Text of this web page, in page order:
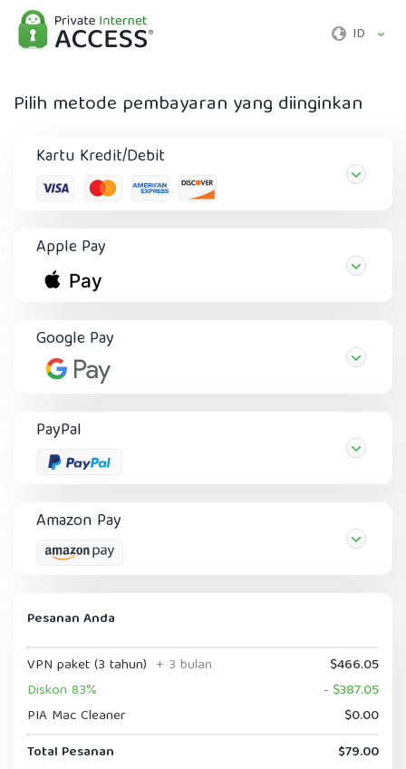
ID
Pilih metode pembayaran yang diinginkan
Kartu Kredit/Debit
Apple Pay
Google Pay
PayPal
Amazon Pay
Pesanan Anda
VPN paket (3 tahun) + 3 bulan
$466.05
Diskon 83%
- $387.05
PIA Mac Cleaner
$0.00
Total Pesanan
$79.00